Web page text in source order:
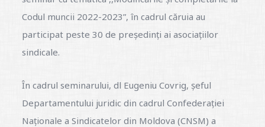
Codul muncii 2022-2023”, în cadrul căruia au
participat peste 30 de președinți ai asociațiilor
sindicale.
În cadrul seminarului, dl Eugeniu Covrig, șeful
Departamentului juridic din cadrul Confederației
Naționale a Sindicatelor din Moldova (CNSM) a